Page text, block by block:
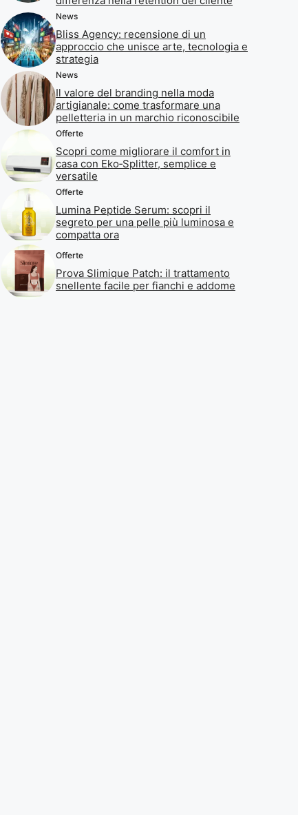
News
Bliss Agency: recensione di un
approccio che unisce arte, tecnologia e
strategia
News
Il valore del branding nella moda
artigianale: come trasformare una
pelletteria in un marchio riconoscibile
Offerte
Scopri come migliorare il comfort in
casa con Eko‑Splitter, semplice e
versatile
Offerte
Lumina Peptide Serum: scopri il
segreto per una pelle più luminosa e
compatta ora
Offerte
Prova Slimique Patch: il trattamento
snellente facile per fianchi e addome